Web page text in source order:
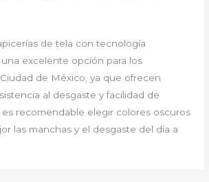
de tela con tecnología
excelente opción para los
de México, ya que ofrecen
al desgaste y facilidad de
es recomendable elegir colores oscuros
las manchas y el desgaste del día a